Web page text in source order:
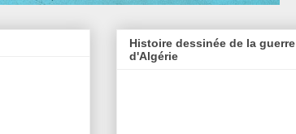
Histoire dessinée de la guerre
d'Algérie